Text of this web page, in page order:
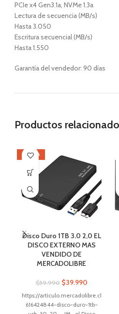
PCIe x4 Gen3.1a, NVMe 1.3a
Lectura de secuencia (MB/s)
Hasta 3.050
Escritura secuencial (MB/s)
Hasta 1.550
Garantía del vendedor: 90 días
Productos
OFERTA
Disco Duro 1TB 3.0 2,0 EL
DISCO EXTERNO MAS
VENDIDO DE
MERCADOLIBRE
$59.990 $39.990
https://articulo.mercadolibre.cl/MLC-
616424844-disco-duro-1tb-